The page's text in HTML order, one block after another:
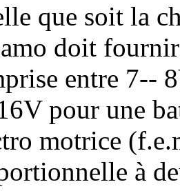
que soit la
doit
entre 7--
pour une
motrice
à